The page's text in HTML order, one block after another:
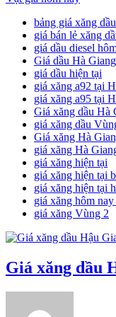
bảng giá xăng
giá bán lẻ xăng
giá dầu diesel
Giá dầu Hà Giang
giá dầu hiện tại
giá xăng a92 tại
giá xăng a95 tại
Giá xăng dầu Hà
giá xăng dầu
Giá xăng Hà
giá xăng Hà
giá xăng hiện tại
giá xăng hiện tại
giá xăng hiện tại
giá xăng hôm
giá xăng Vùng 2
Giá xăng dầu